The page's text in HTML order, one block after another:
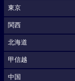
東京
関西
北海道
甲信越
中国